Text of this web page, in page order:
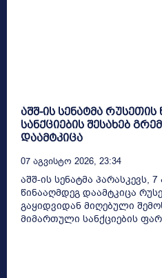
აშშ-ის სენატმა რუსეთის
სანქციების შესახებ
დაამტკიცა
07 Აგვისტო 2026, 23:34
აშშ-ის სენატმა პარასკევს,
წინააღმდეგ დაამტკიცა
გაყიდვიდან მიღებული
მიმართული სანქციების